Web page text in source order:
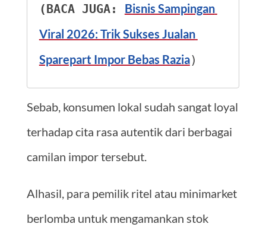
(BACA JUGA: Bisnis Sampingan
Viral 2026: Trik Sukses Jualan
Sparepart Impor Bebas Razia)
Sebab, konsumen lokal sudah sangat loyal
terhadap cita rasa autentik dari berbagai
camilan impor tersebut.
Alhasil, para pemilik ritel atau minimarket
berlomba untuk mengamankan stok